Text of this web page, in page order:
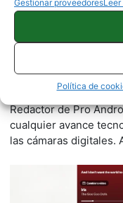
Gestionar proveedores
Política de
Fran López
460 artículos
Redactor de Pro
cualquier avance
las cámaras digitales.